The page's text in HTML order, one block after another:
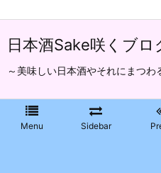
日本酒Sake咲くブロ
～美味しい日本酒やそれにまつわ
Menu Sidebar